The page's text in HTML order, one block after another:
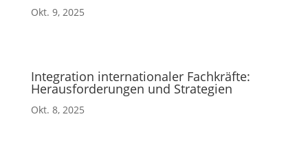
Okt. 9, 2025
Integration internationaler Fachkräfte:
Herausforderungen und Strategien
Okt. 8, 2025